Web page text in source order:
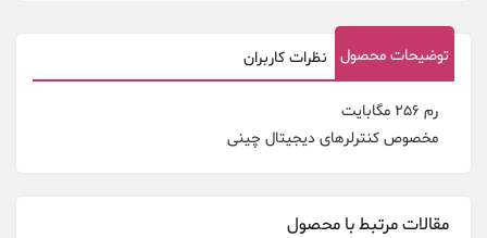
توضیحات محصول نظرات کاربران
رم 256 مگابایت
مخصوص کنترلرهای دیجیتال چینی
مقالات مرتبط با محصول